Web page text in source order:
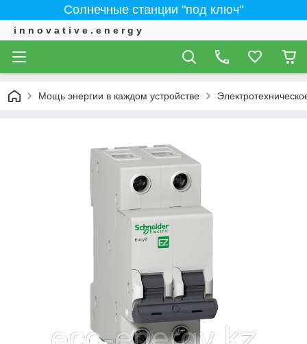
Солнечные станции "под ключ"
i n n o v a t i v e . e n e r g y
Мощь энергии в каждом устройстве